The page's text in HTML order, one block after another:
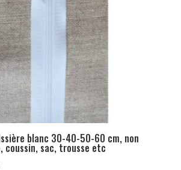
blanc 30-40-50-60 cm, non
coussin, sac, trousse etc